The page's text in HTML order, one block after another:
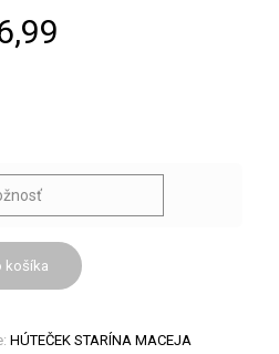
košíka
HÚTEČEK STARÍNA MACEJA